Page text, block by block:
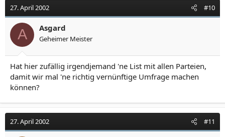
27. April 2002 #10
A Asgard
Geheimer Meister
Hat hier zufällig irgendjemand 'ne List mit allen Parteien,
damit wir mal 'ne richtig vernünftige Umfrage machen
können?
27. April 2002 #11